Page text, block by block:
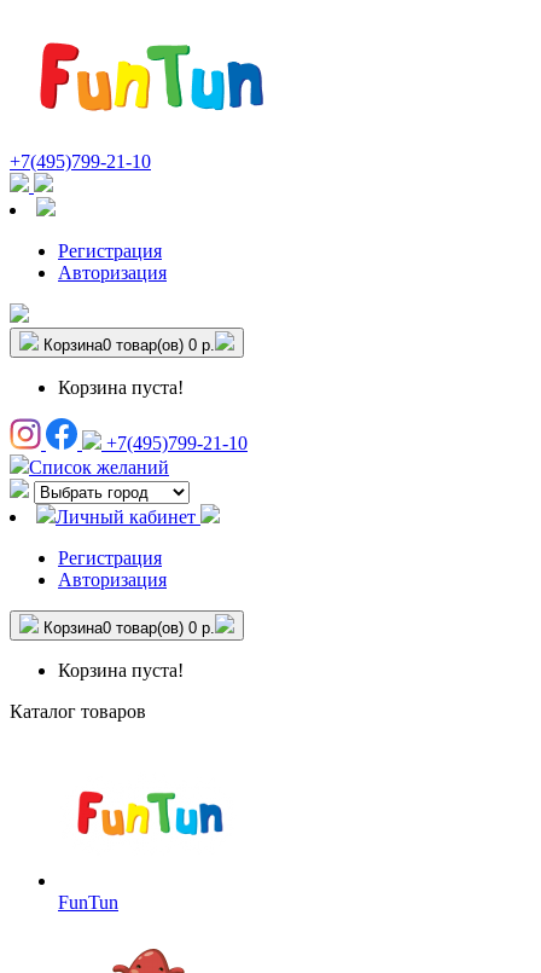
+7(495)799-21-10
Регистрация
Авторизация
Корзина0 товар(ов) 0 р.
Корзина пуста!
+7(495)799-21-10
Список желаний
Личный кабинет
Регистрация
Авторизация
Корзина0 товар(ов) 0 р.
Корзина пуста!
Каталог товаров
FunTun